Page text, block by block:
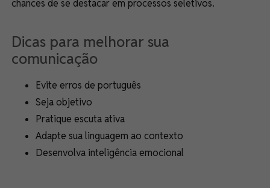
chances de se destacar em processos seletivos.
Dicas para melhorar sua
comunicação
Evite erros de português
Seja objetivo
Pratique escuta ativa
Adapte sua linguagem ao contexto
Desenvolva inteligência emocional